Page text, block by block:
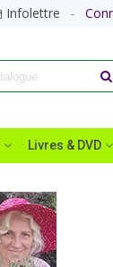
Infolettre
Livres & DVD